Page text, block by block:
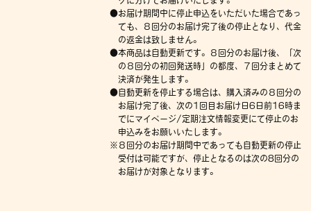
お届け期間中に停止申込をいただいた場合であっ
ても、８回分のお届け完了後の停止となり、代金
の返金は致しません。
本商品は自動更新です。８回分のお届け後、「次
の８回分の初回発送時」の都度、７回分まとめて
決済が発生します。
自動更新を停止する場合は、購入済みの８回分の
お届け完了後、次の1回目お届け日6日前16時ま
でにマイページ/定期注文情報変更にて停止のお
申込みをお願いいたします。
８回分のお届け期間中であっても自動更新の停止
受付は可能ですが、停止となるのは次の8回分の
お届けが対象となります。